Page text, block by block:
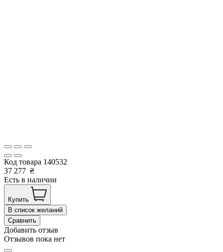
Код товара 140532
37 277 ₴
Есть в наличии
Купить
В список желаний
Сравнить
Добавить отзыв
Отзывов пока нет